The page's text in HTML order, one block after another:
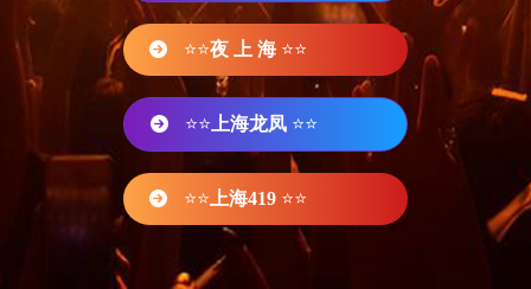
⭐⭐夜 上 海 ⭐⭐
⭐⭐ 上海龙凤 ⭐⭐
⭐⭐ 上海419 ⭐⭐